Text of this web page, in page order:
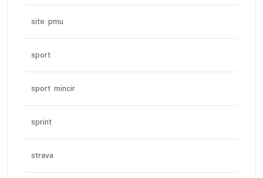
site pmu
sport
sport mincir
sprint
strava